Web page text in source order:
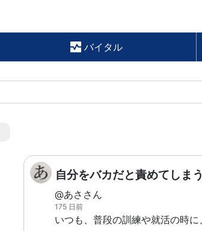
バイタル
自分をバカだと責めてしまう
@あささん
175 日前